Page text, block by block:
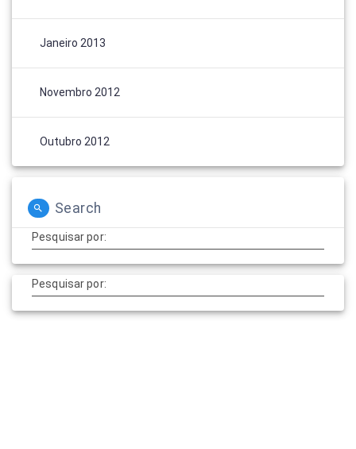
Janeiro 2013
Novembro 2012
Outubro 2012
Search
Pesquisar por:
Pesquisar por: